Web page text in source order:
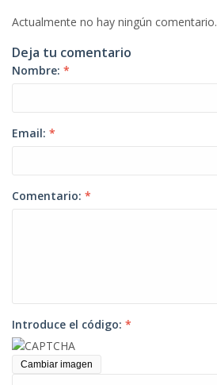
Actualmente no hay ningún comentario.
Deja tu comentario
Nombre: *
Email: *
Comentario: *
Introduce el código: *
Cambiar imagen